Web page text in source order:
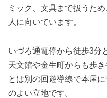
ミック、文具まで扱うた
人に向いています。
いづろ通電停から徒歩3分
天文館や金生町からも歩
とは別の回遊導線で本屋
のよい立地です。